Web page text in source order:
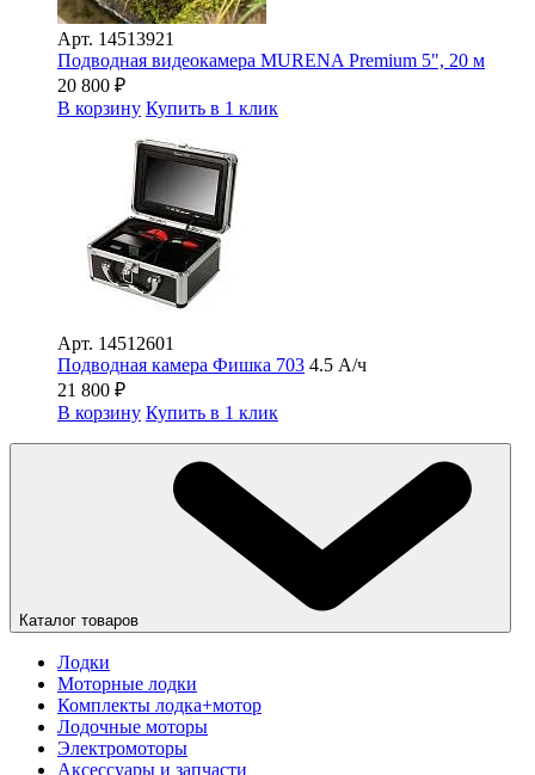
Арт. 14513921
Подводная видеокамера MURENA Premium 5", 20 м
20 800 ₽
В корзину Купить в 1 клик
Арт. 14512601
Подводная камера Фишка 703 4.5 А/ч
21 800 ₽
В корзину Купить в 1 клик
Каталог товаров
Лодки
Моторные лодки
Комплекты лодка+мотор
Лодочные моторы
Электромоторы
Аксессуары и запчасти